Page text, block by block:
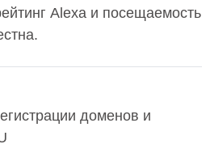
Alexa и посещаемость
доменов и